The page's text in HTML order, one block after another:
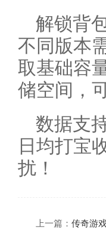
解锁背
不同版本
取基础容
储空间，
数据支
日均打宝
扰！
上一篇： 传奇游